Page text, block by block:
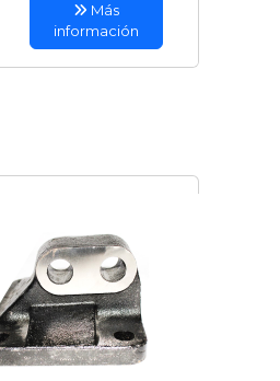
Más
información